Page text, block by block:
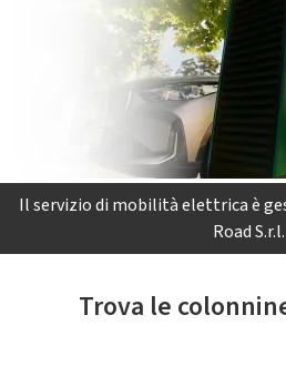
Il servizio di mobilità elettrica è
Road S.r.l.
Trova le